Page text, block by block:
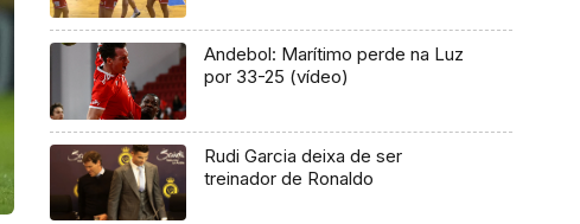
Andebol: Marítimo perde na Luz
por 33-25 (vídeo)
Rudi Garcia deixa de ser
treinador de Ronaldo